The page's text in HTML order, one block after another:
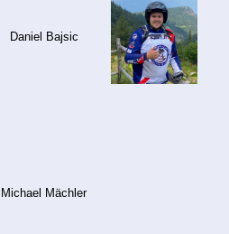
Daniel Bajsic
Michael Mächler